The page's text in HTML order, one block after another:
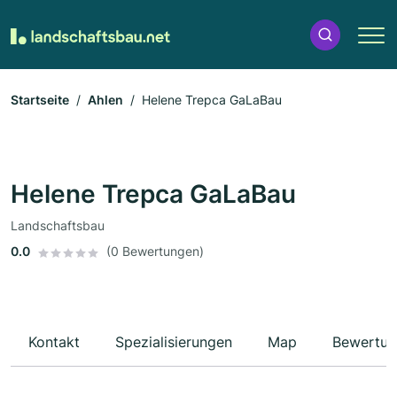
Startseite Ahlen Helene Trepca GaLaBau
Helene Trepca GaLaBau
Landschaftsbau
0.0
(0 Bewertungen)
Kontakt Spezialisierungen Map